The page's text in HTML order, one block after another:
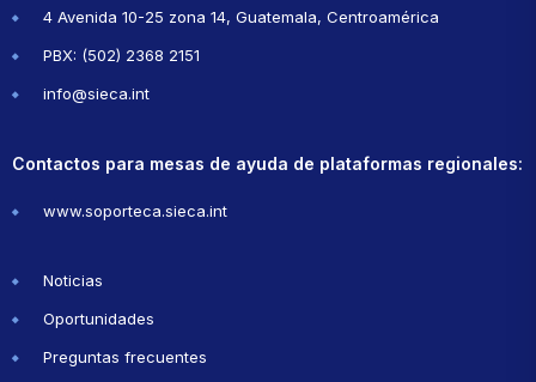
4 Avenida 10-25 zona 14, Guatemala, Centroamérica
PBX: (502) 2368 2151
info@sieca.int
Contactos para mesas de ayuda de plataformas regionales:
www.soporteca.sieca.int
Noticias
Oportunidades
Preguntas frecuentes